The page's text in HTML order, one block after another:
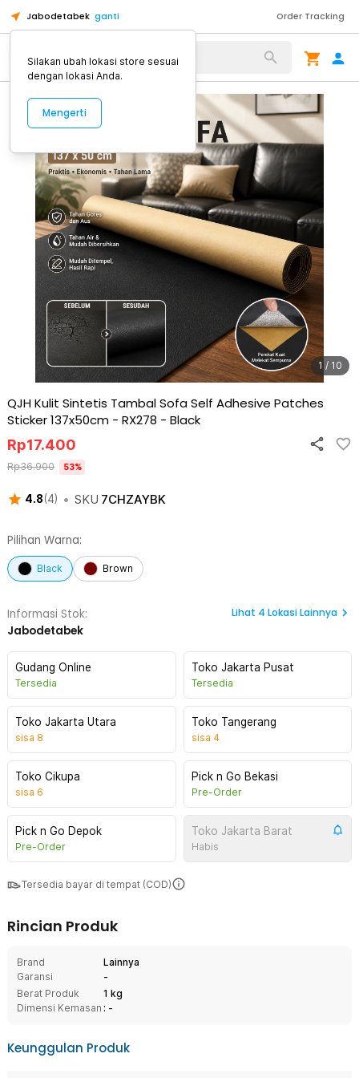
Jabodetabek ganti Order Tracking
Alat Kopi
1 / 10
QJH Kulit Sintetis Tambal Sofa Self Adhesive Patches
Sticker 137x50cm - RX278 - Black
4.8(4) • SKU 7CHZAYBK
Rp17.400
Rp36.900 53%
Pilihan Warna:
Black Brown
Informasi Stok:
Jabodetabek
Lihat 4 Lokasi Lainnya
Gudang Online
Tersedia
Toko Jakarta Pusat
Tersedia
Toko Jakarta Utara
sisa 8
Toko Tangerang
sisa 4
Toko Cikupa
sisa 6
Pick n Go Bekasi
Pre-Order
Pick n Go Depok
Pre-Order
Toko Jakarta Barat
Habis
Tersedia bayar di tempat (COD)
Rincian Produk
Brand
Lainnya
Garansi
-
Berat Produk
1 kg
Dimensi Kemasan : -
Keunggulan Produk
Silakan ubah lokasi store sesuai
dengan lokasi Anda.
Mengerti